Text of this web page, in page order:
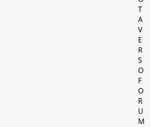
T
A
V
E
R
S
O
F
O
R
U
M